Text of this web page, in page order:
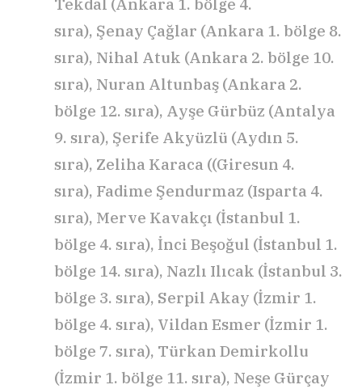
Tekdal (Ankara 1. bölge 4.
sıra), Şenay Çağlar (Ankara 1. bölge 8.
sıra), Nihal Atuk (Ankara 2. bölge 10.
sıra), Nuran Altunbaş (Ankara 2.
bölge 12. sıra), Ayşe Gürbüz (Antalya
9. sıra), Şerife Akyüzlü (Aydın 5.
sıra), Zeliha Karaca ((Giresun 4.
sıra), Fadime Şendurmaz (Isparta 4.
sıra), Merve Kavakçı (İstanbul 1.
bölge 4. sıra), İnci Beşoğul (İstanbul 1.
bölge 14. sıra), Nazlı Ilıcak (İstanbul 3.
bölge 3. sıra), Serpil Akay (İzmir 1.
bölge 4. sıra), Vildan Esmer (İzmir 1.
bölge 7. sıra), Türkan Demirkollu
(İzmir 1. bölge 11. sıra), Neşe Gürçay